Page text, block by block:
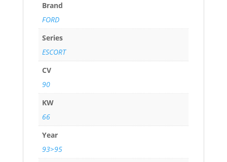
Brand
FORD
Series
ESCORT
CV
90
KW
66
Year
93>95